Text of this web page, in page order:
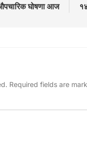
घोषणा आज
Required fields are